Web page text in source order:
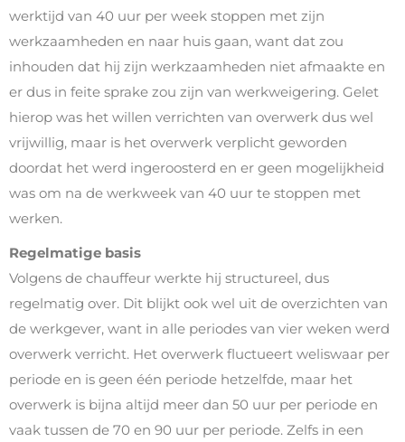
werktijd van 40 uur per week stoppen met zijn
werkzaamheden en naar huis gaan, want dat zou
inhouden dat hij zijn werkzaamheden niet afmaakte en
er dus in feite sprake zou zijn van werkweigering. Gelet
hierop was het willen verrichten van overwerk dus wel
vrijwillig, maar is het overwerk verplicht geworden
doordat het werd ingeroosterd en er geen mogelijkheid
was om na de werkweek van 40 uur te stoppen met
werken.
Regelmatige basis
Volgens de chauffeur werkte hij structureel, dus
regelmatig over. Dit blijkt ook wel uit de overzichten van
de werkgever, want in alle periodes van vier weken werd
overwerk verricht. Het overwerk fluctueert weliswaar per
periode en is geen één periode hetzelfde, maar het
overwerk is bijna altijd meer dan 50 uur per periode en
vaak tussen de 70 en 90 uur per periode. Zelfs in een